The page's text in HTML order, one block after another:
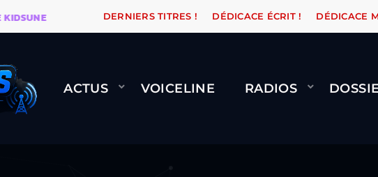
WARÉTRO ORANGE ROAD QUI PASSE, ÇA LE FAIT !
DERNIERS TITRES ! DÉDICACE ÉCRIT ! DÉDICACE
ACTUS VOICELINE RADIOS